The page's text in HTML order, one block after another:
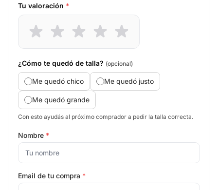
Tu valoración *
¿Cómo te quedó de talla? (opcional)
Me quedó chico Me quedó justo
Me quedó grande
Con esto ayudás al próximo comprador a pedir la talla correcta.
Nombre *
Email de tu compra *